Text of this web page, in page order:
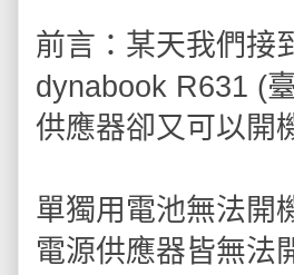
前言：某天我們接
dynabook R631 (
供應器卻又可以開
單獨用電池無法開
電源供應器皆無法